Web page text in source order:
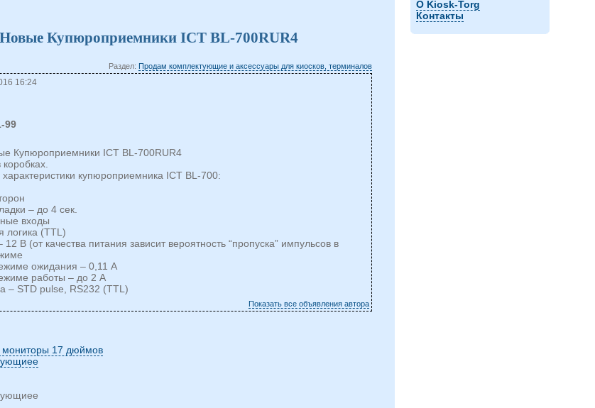
Купюроприемники ICT BL-700RUR4
Раздел:Продам комплектующие и аксессуары для киосков, терминалов
16:24
99
Купюроприемники ICT BL-700RUR4
купюроприемника ICT BL-700:
– до 4 сек.
входы
логика (TTL)
В (от качества питания зависит вероятность “пропуска” импульсов в
ожидания – 0,11 А
работы – до 2 А
– STD pulse, RS232 (TTL)
Показать все объявления автора
мониторы 17 дюймов
О Kiosk-Torg
Контакты